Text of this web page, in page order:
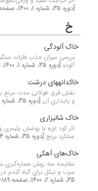
[دوره 35، شماره 1، 1400، صفحه 75-88]
خ
خاک آلودگی
بررسی میزان جذب فلزات
آلوده [دوره 35، شماره 1، 1400، صفحه 89-103]
خاکدانه‏های درشت
نقش قرق طولانی مدت مرتع
و پایداری آن [دوره 35، شماره 1، 1400، صفحه 15-26]
خاک شالیزاری
اثر کود اوره با پوشش‌ پلیمری
عملکرد برنج [دوره 35، شماره 4، 1400، صفحه 367-379]
خاک‌های آهکی
مقایسه سه روش عصاره‌گیری
سرب و نیکل برای گیاه گندم
35، شماره 2، 1400، صفحه 189-206]